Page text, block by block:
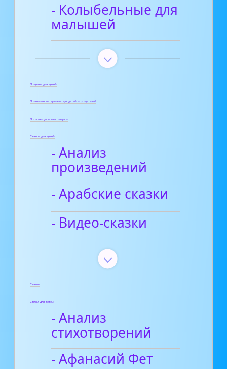
- Колыбельные для
малышей
Поделки для детей
Полезные материалы для детей и родителей
Пословицы и поговорки
Сказки для детей
- Анализ
произведений
- Арабские сказки
- Видео-сказки
Статьи
Стихи для детей
- Анализ
стихотворений
- Афанасий Фет